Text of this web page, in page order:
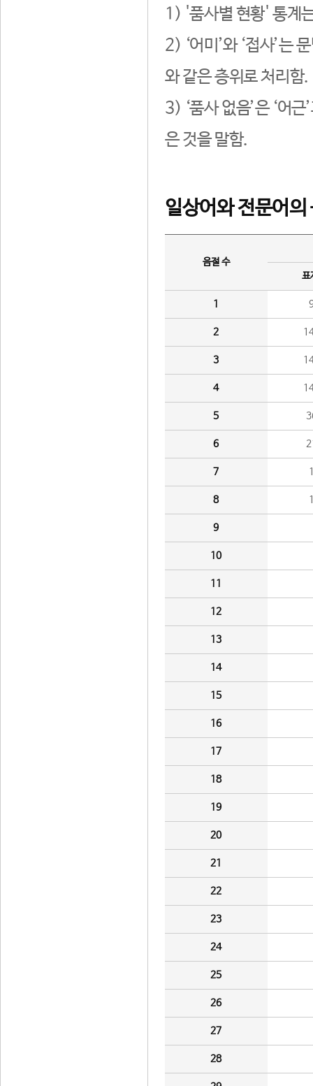
1) '품사별 현황' 통계
2) ‘어미’와 ‘접사’는
와 같은 층위로 처리함.
3) ‘품사 없음’은 ‘어
은 것을 말함.
일상어와 전문어의
음절 수
표
1
2
3
4
5
6
7
8
9
10
11
12
13
14
15
16
17
18
19
20
21
22
23
24
25
26
27
28